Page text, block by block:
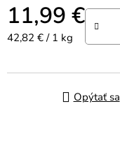
11,99 €
Jednotková cena:
42,82 € / 1 kg
Opýtať sa